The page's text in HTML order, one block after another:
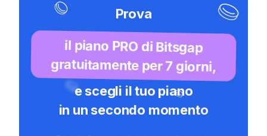
Prova
il piano PRO di Bitsgap
gratuitamente per 7 giorni,
e scegli il tuo piano
in un secondo momento